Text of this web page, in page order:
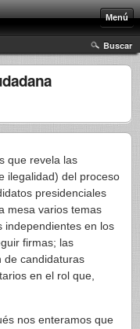
Menú
Buscar
que revela las
ilegalidad) del proceso
presidenciales
mesa varios temas
independientes en los
firmas; las
de candidaturas
en el rol que,
nos enteramos que